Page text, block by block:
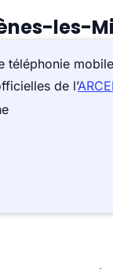
les-
téléphonie
de l’